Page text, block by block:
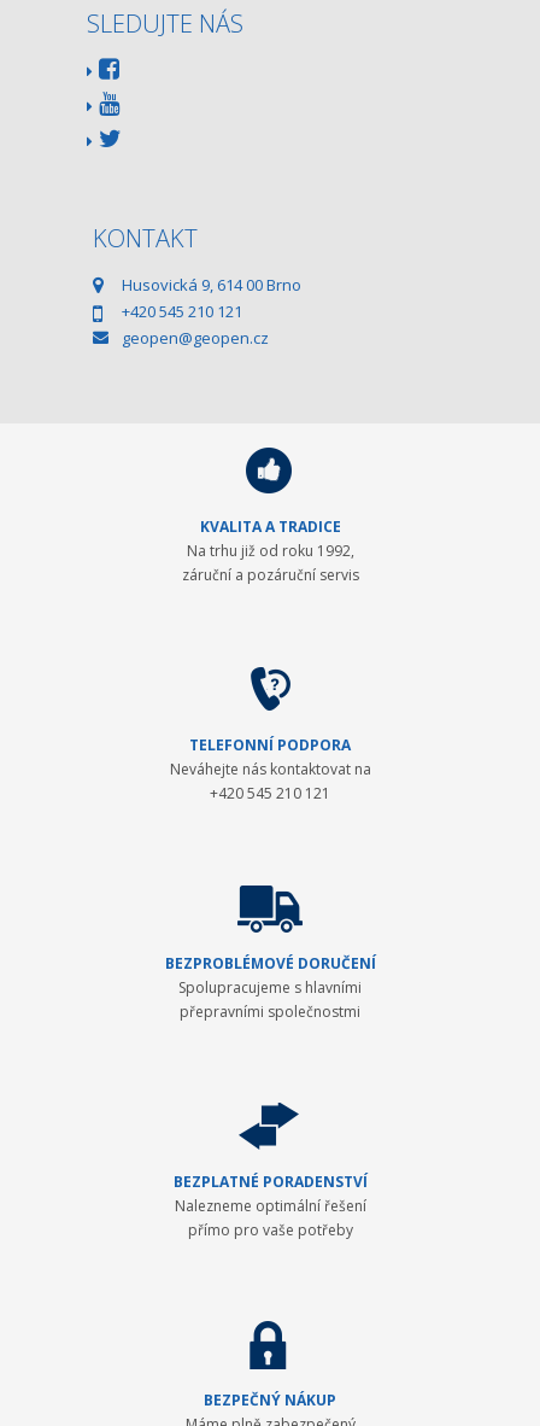
SLEDUJTE NÁS
KONTAKT
Husovická 9, 614 00 Brno
+420 545 210 121
geopen@geopen.cz
KVALITA A TRADICE
Na trhu již od roku 1992,
záruční a pozáruční servis
TELEFONNÍ PODPORA
Neváhejte nás kontaktovat na
+420 545 210 121
BEZPROBLÉMOVÉ DORUČENÍ
Spolupracujeme s hlavními
přepravními společnostmi
BEZPLATNÉ PORADENSTVÍ
Nalezneme optimální řešení
přímo pro vaše potřeby
BEZPEČNÝ NÁKUP